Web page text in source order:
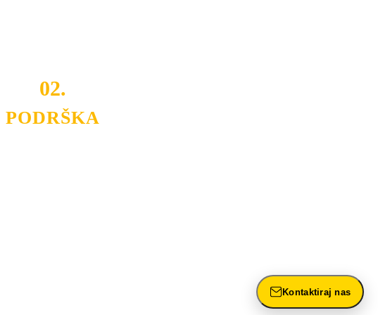
02.
PODRŠKA
Kontaktiraj nas